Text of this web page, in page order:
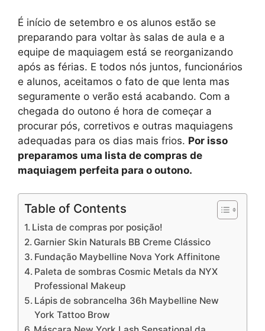
É início de setembro e os alunos estão se
preparando para voltar às salas de aula e a
equipe de maquiagem está se reorganizando
após as férias. E todos nós juntos, funcionários
e alunos, aceitamos o fato de que lenta mas
seguramente o verão está acabando. Com a
chegada do outono é hora de começar a
procurar pós, corretivos e outras maquiagens
adequadas para os dias mais frios. Por isso
preparamos uma lista de compras de
maquiagem perfeita para o outono.
Table of Contents
Lista de compras por posição!
Garnier Skin Naturals BB Creme Clássico
Fundação Maybelline Nova York Affinitone
Paleta de sombras Cosmic Metals da NYX
Professional Makeup
Lápis de sobrancelha 36h Maybelline New
York Tattoo Brow